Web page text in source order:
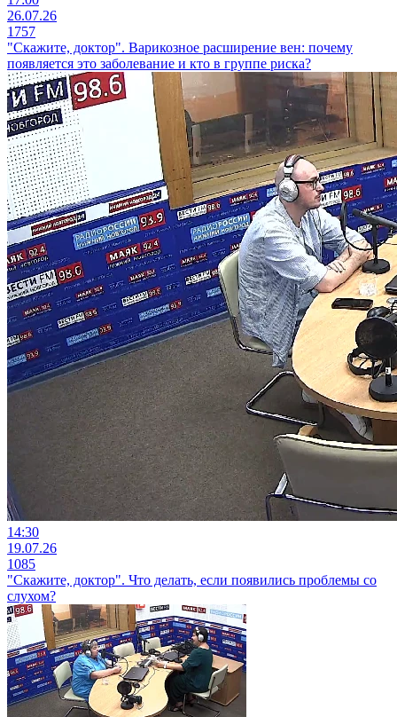
26.07.26
1757
"Скажите, доктор". Варикозное расширение вен: почему
появляется это заболевание и кто в группе риска?
14:30
19.07.26
1085
"Скажите, доктор". Что делать, если появились проблемы со
слухом?